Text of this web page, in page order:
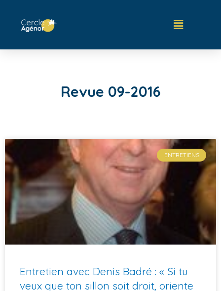
Revue 09-2016
ENTRETIENS
Entretien avec Denis Badré : « Si tu
veux que ton sillon soit droit, oriente